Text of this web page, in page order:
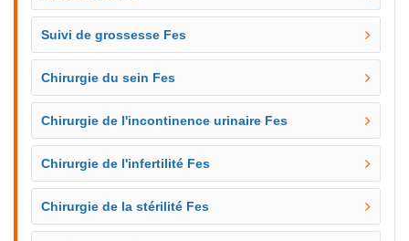
Suivi de grossesse Fes
Chirurgie du sein Fes
Chirurgie de l'incontinence urinaire Fes
Chirurgie de l'infertilité Fes
Chirurgie de la stérilité Fes